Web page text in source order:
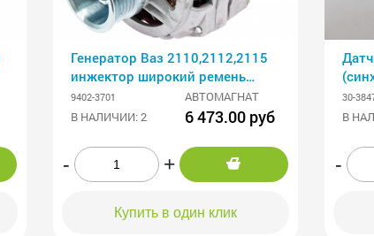
Генератор Ваз 2110,2112,2115
инжектор широкий ремень
14В/80 А/ AM
9402-3701
АВТОМАГНАТ
В НАЛИЧИИ: 2
6 473.00 руб
- +
Купить в один клик
30-
В
-